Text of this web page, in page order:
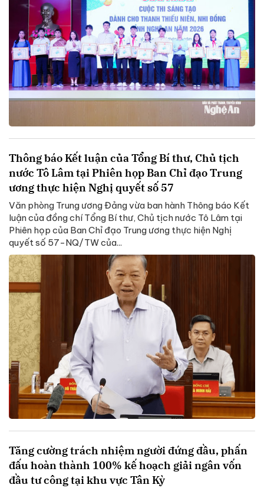
Thông báo Kết luận của Tổng Bí thư, Chủ tịch
nước Tô Lâm tại Phiên họp Ban Chỉ đạo Trung
ương thực hiện Nghị quyết số 57
Văn phòng Trung ương Đảng vừa ban hành Thông báo Kết
luận của đồng chí Tổng Bí thư, Chủ tịch nước Tô Lâm tại
Phiên họp của Ban Chỉ đạo Trung ương thực hiện Nghị
quyết số 57-NQ/TW của...
Tăng cường trách nhiệm người đứng đầu, phấn
đấu hoàn thành 100% kế hoạch giải ngân vốn
đầu tư công tại khu vực Tân Kỳ